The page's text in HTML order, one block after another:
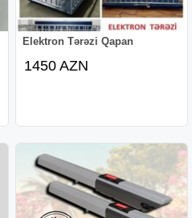
Elektron Tərəzi Qapan
1450 AZN